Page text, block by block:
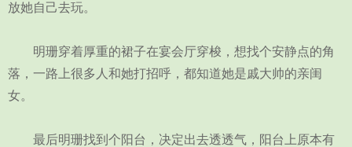
放她自己去玩。
明珊穿着厚重的裙子在宴会厅穿梭，想找个安静点的角
落，一路上很多人和她打招呼，都知道她是戚大帅的亲闺
女。
最后明珊找到个阳台，决定出去透透气，阳台上原本有